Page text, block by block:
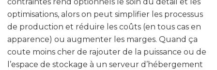
optimisations, alors on peut simplifier les processus
de production et réduire les coûts (en tous cas en
apparence) ou augmenter les marges. Quand ça
coute moins cher de rajouter de la puissance ou de
l’espace de stockage à un serveur d’hébergement